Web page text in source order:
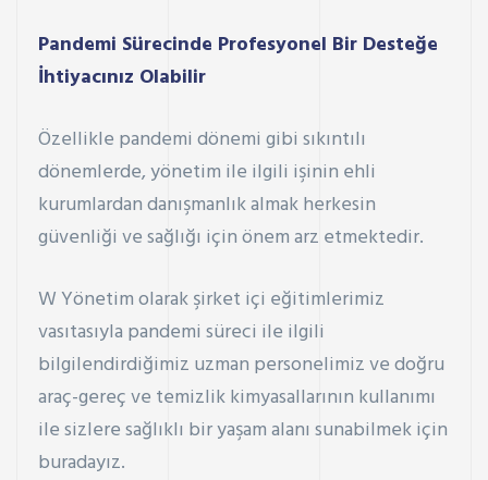
Pandemi Sürecinde Profesyonel Bir Desteğe
İhtiyacınız Olabilir
Özellikle pandemi dönemi gibi sıkıntılı
dönemlerde, yönetim ile ilgili işinin ehli
kurumlardan danışmanlık almak herkesin
güvenliği ve sağlığı için önem arz etmektedir.
W Yönetim olarak şirket içi eğitimlerimiz
vasıtasıyla pandemi süreci ile ilgili
bilgilendirdiğimiz uzman personelimiz ve doğru
araç-gereç ve temizlik kimyasallarının kullanımı
ile sizlere sağlıklı bir yaşam alanı sunabilmek için
buradayız.